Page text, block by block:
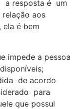
a resposta é um
aos
ela é bem
impede a pessoa
de acordo
para
que possui